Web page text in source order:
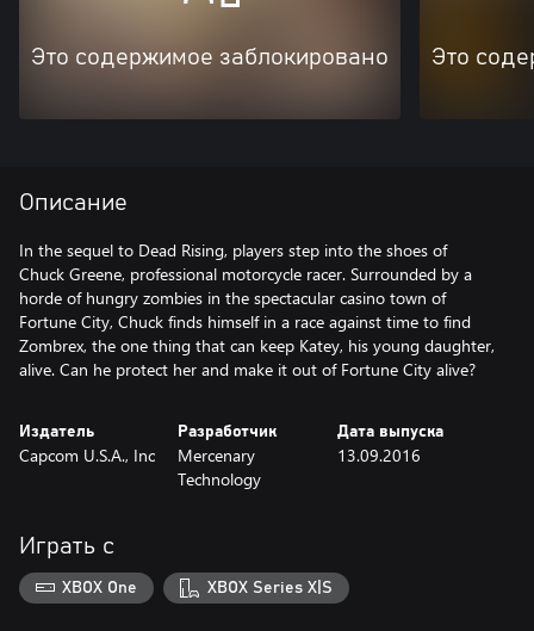
Это содержимое заблокировано Это
Описание
In the sequel to Dead Rising, players step into the shoes of
Chuck Greene, professional motorcycle racer. Surrounded by a
horde of hungry zombies in the spectacular casino town of
Fortune City, Chuck finds himself in a race against time to find
Zombrex, the one thing that can keep Katey, his young daughter,
alive. Can he protect her and make it out of Fortune City alive?
Издатель
Capcom U.S.A., Inc
Разработчик
Mercenary
Technology
Дата выпуска
13.09.2016
Играть с
XBOX One XBOX Series X|S